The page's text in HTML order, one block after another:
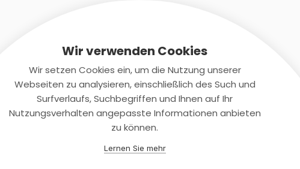
Kontaktiere uns
+(49)2131/708-4280
Wir verwenden Cookies
Wir setzen Cookies ein, um die Nutzung unserer
Webseiten zu analysieren, einschließlich des Such und
Surfverlaufs, Suchbegriffen und Ihnen auf Ihr
Nutzungsverhalten angepasste Informationen anbieten
zu können.
Lernen Sie mehr